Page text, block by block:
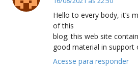
Hello to every body, it’s
of this
blog; this web site
good material in support
Acesse para responder